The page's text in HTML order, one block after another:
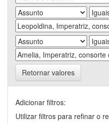
Retornar valores
Adicionar filtros:
Utilizar filtros para refinar o